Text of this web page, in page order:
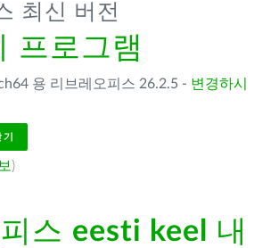
최신 버전
프로그램
용 리브레오피스 26.2.5 - 변경하시
)
스 eesti keel
내